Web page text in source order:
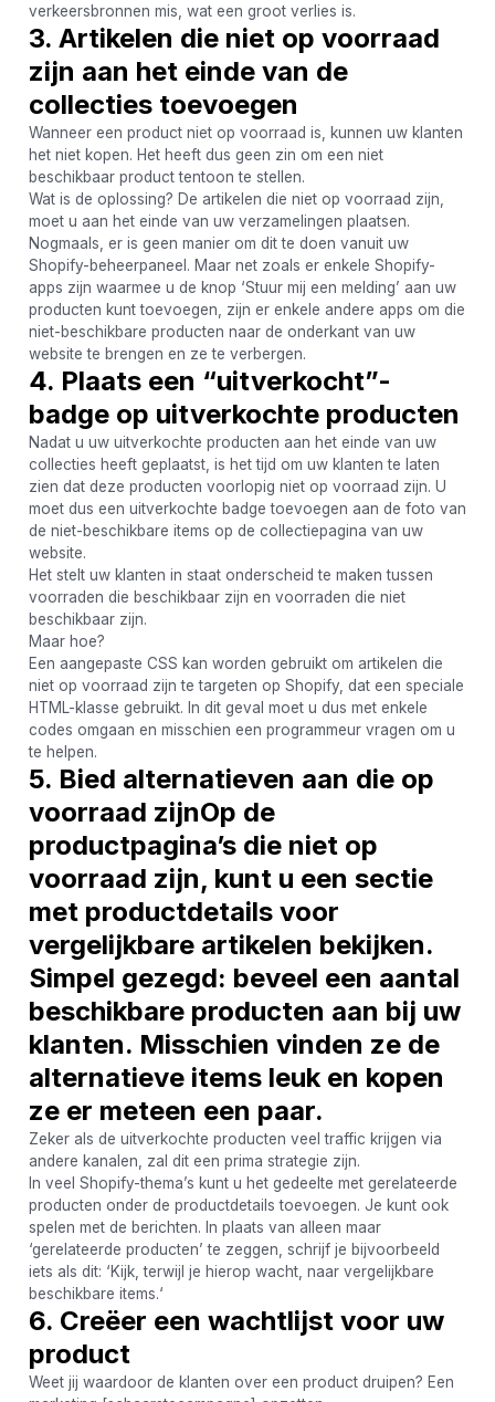
verkeersbronnen mis, wat een groot verlies is.
3. Artikelen die niet op voorraad
zijn aan het einde van de
collecties toevoegen
Wanneer een product niet op voorraad is, kunnen uw klanten
het niet kopen. Het heeft dus geen zin om een ​​niet
beschikbaar product tentoon te stellen.
Wat is de oplossing? De artikelen die niet op voorraad zijn,
moet u aan het einde van uw verzamelingen plaatsen.
Nogmaals, er is geen manier om dit te doen vanuit uw
Shopify-beheerpaneel. Maar net zoals er enkele Shopify-
apps zijn waarmee u de knop ‘Stuur mij een melding’ aan uw
producten kunt toevoegen, zijn er enkele andere apps om die
niet-beschikbare producten naar de onderkant van uw
website te brengen en ze te verbergen.
4. Plaats een “uitverkocht”-
badge op uitverkochte producten
Nadat u uw uitverkochte producten aan het einde van uw
collecties heeft geplaatst, is het tijd om uw klanten te laten
zien dat deze producten voorlopig niet op voorraad zijn. U
moet dus een uitverkochte badge toevoegen aan de foto van
de niet-beschikbare items op de collectiepagina van uw
website.
Het stelt uw klanten in staat onderscheid te maken tussen
voorraden die beschikbaar zijn en voorraden die niet
beschikbaar zijn.
Maar hoe?
Een aangepaste CSS kan worden gebruikt om artikelen die
niet op voorraad zijn te targeten op Shopify, dat een speciale
HTML-klasse gebruikt. In dit geval moet u dus met enkele
codes omgaan en misschien een programmeur vragen om u
te helpen.
5. Bied alternatieven aan die op
voorraad zijnOp de
productpagina’s die niet op
voorraad zijn, kunt u een sectie
met productdetails voor
vergelijkbare artikelen bekijken.
Simpel gezegd: beveel een aantal
beschikbare producten aan bij uw
klanten. Misschien vinden ze de
alternatieve items leuk en kopen
ze er meteen een paar.
Zeker als de uitverkochte producten veel traffic krijgen via
andere kanalen, zal dit een prima strategie zijn.
In veel Shopify-thema’s kunt u het gedeelte met gerelateerde
producten onder de productdetails toevoegen. Je kunt ook
spelen met de berichten. In plaats van alleen maar
‘gerelateerde producten’ te zeggen, schrijf je bijvoorbeeld
iets als dit: ‘Kijk, terwijl je hierop wacht, naar vergelijkbare
beschikbare items.‘
6. Creëer een wachtlijst voor uw
product
Weet jij waardoor de klanten over een product druipen? Een